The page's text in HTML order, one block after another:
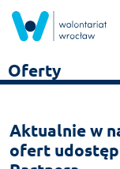
Przejdź
do
treści
Oferty
Aktualnie w
ofert